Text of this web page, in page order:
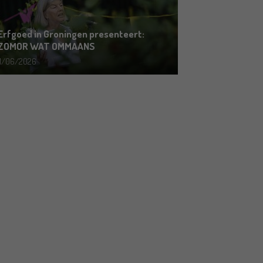
in Groningen presenteert:
WAT OMMAANS
06/2026